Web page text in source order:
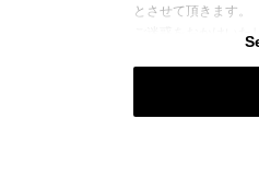
とさせて頂きます。
ご迷惑をおかけいた